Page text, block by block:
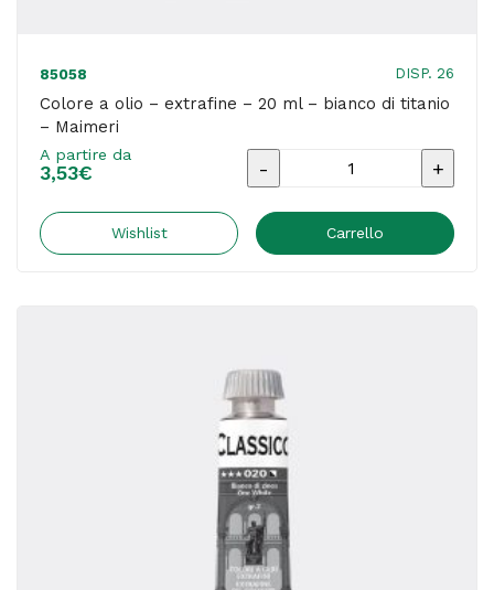
quantità
85058 DISP. 26
Colore a olio – extrafine – 20 ml – bianco di titanio
– Maimeri
A partire da
3,53€
Colore
olio
ml
-
bianco
di
titanio
-
Wishlist Carrello